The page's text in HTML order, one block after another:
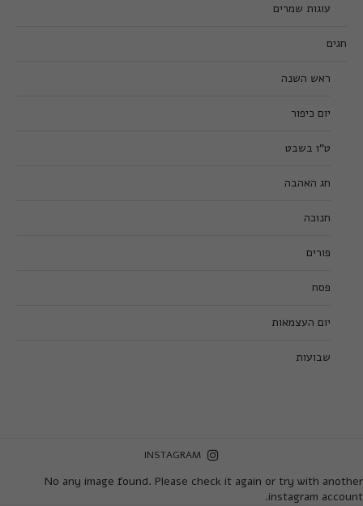
עוגות שמרים
חגים
ראש השנה
יום כיפור
ט”ו בשבט
חג האהבה
חנוכה
פורים
פסח
יום העצמאות
שבועות
INSTAGRAM
No any image found. Please check it again or try with another
instagram account.